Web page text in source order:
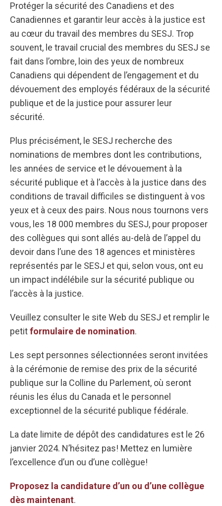
Protéger la sécurité des Canadiens et des
Canadiennes et garantir leur accès à la justice est
au cœur du travail des membres du SESJ. Trop
souvent, le travail crucial des membres du SESJ se
fait dans l’ombre, loin des yeux de nombreux
Canadiens qui dépendent de l’engagement et du
dévouement des employés fédéraux de la sécurité
publique et de la justice pour assurer leur
sécurité.
Plus précisément, le SESJ recherche des
nominations de membres dont les contributions,
les années de service et le dévouement à la
sécurité publique et à l’accès à la justice dans des
conditions de travail difficiles se distinguent à vos
yeux et à ceux des pairs. Nous nous tournons vers
vous, les 18 000 membres du SESJ, pour proposer
des collègues qui sont allés au-delà de l’appel du
devoir dans l’une des 18 agences et ministères
représentés par le SESJ et qui, selon vous, ont eu
un impact indélébile sur la sécurité publique ou
l’accès à la justice.
Veuillez consulter le site Web du SESJ et remplir le
petitformulaire de nomination.
Les sept personnes sélectionnées seront invitées
à la cérémonie de remise des prix de la sécurité
publique sur la Colline du Parlement, où seront
réunis les élus du Canada et le personnel
exceptionnel de la sécurité publique fédérale.
La date limite de dépôt des candidatures est le 26
janvier 2024. N’hésitez pas! Mettez en lumière
l’excellence d’un ou d’une collègue!
Proposez la candidature d’un ou d’une collègue
dès maintenant.